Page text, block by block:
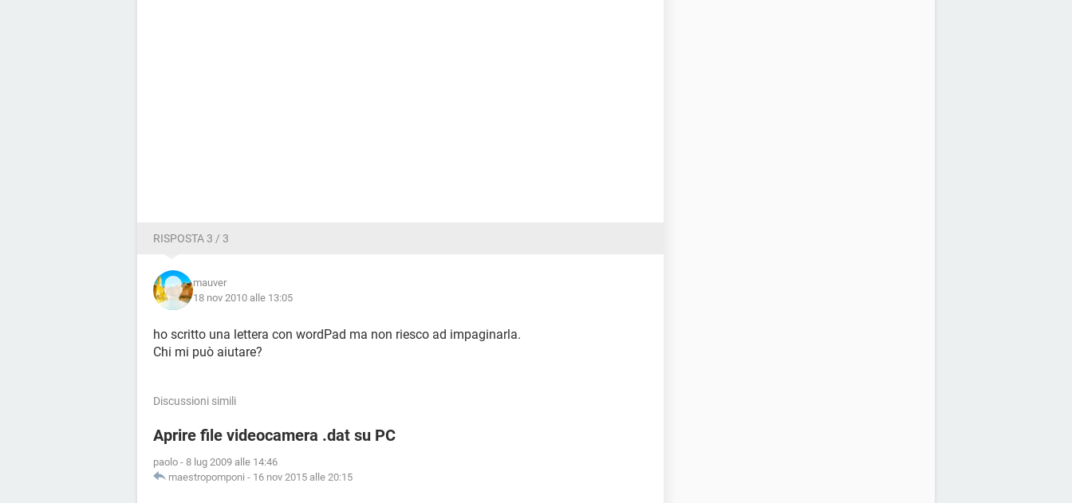
RISPOSTA 3 / 3
mauver
18 nov 2010 alle 13:05
ho scritto una lettera con wordPad ma non riesco ad impaginarla.
Chi mi può aiutare?
Discussioni simili
Aprire file videocamera .dat su PC
paolo - 8 lug 2009 alle 14:46
maestropomponi - 16 nov 2015 alle 20:15